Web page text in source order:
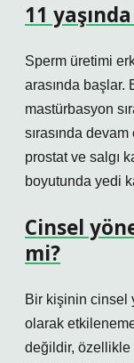
11
Sperm üretimi
arasında başlar.
mastürbasyon
sırasında
prostat ve salgı
boyutunda yedi
Cinsel
mi?
Bir kişinin cinsel
olarak
değildir, özellikle